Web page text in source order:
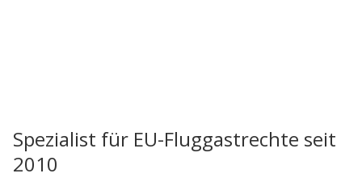
Spezialist für EU-Fluggastrechte seit
2010